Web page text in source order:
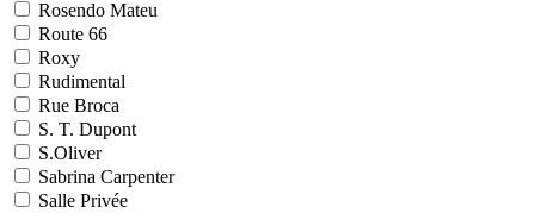
Rosendo Mateu
Route 66
Roxy
Rudimental
Rue Broca
S. T. Dupont
S.Oliver
Sabrina Carpenter
Salle Privée